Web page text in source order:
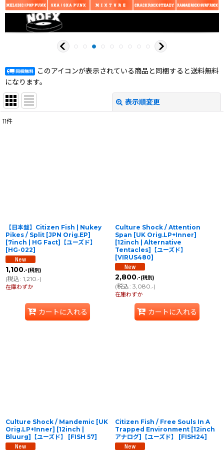
このアイコンが表示されている商品と同梱すると送料無料
になります。
表示順変更
11件
【日本盤】Citizen Fish | Nukey
Pikes / Split [JPN Orig.EP]
[7inch | HG Fact]【ユーズド】
[HG-022]
1,100.-(税別)
(税込: 1,210.-)
在庫わずか
カートに入れる
Culture Shock / Attention
Span [UK Orig.LP+Inner]
[12inch | Alternative
Tentacles]【ユーズド】
[VIRUS480]
2,800.-(税別)
(税込: 3,080.-)
在庫わずか
カートに入れる
Culture Shock / Mandemic [UK
Orig.LP+Inner] [12inch |
Bluurg]【ユーズド】
[FISH 57]
Citizen Fish / Free Souls In A
Trapped Environment [12inch
アナログ]【ユーズド】
[FISH24]